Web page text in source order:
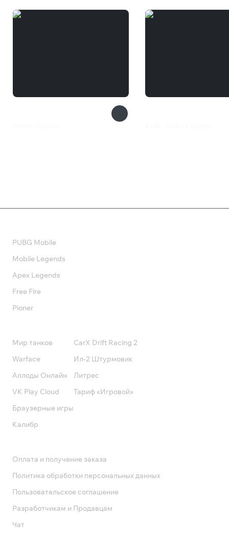
PUBG Mobile
Mobile Legends
Apex Legends
Free Fire
Pioner
Мир танков
Warface
Аллоды Онлайн
VK Play Cloud
Браузерные игры
Калибр
CarX Drift Racing 2
Ил-2 Штурмовик
Литрес
Тариф «Игровой»
Оплата и получение заказа
Политика обработки персональных данных
Пользовательское соглашение
Разработчикам и Продавцам
Чат